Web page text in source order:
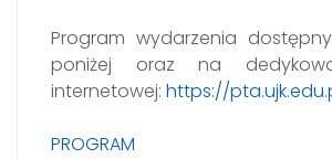
Program wydarzenia
poniżej oraz na
internetowej: https://
PROGRAM